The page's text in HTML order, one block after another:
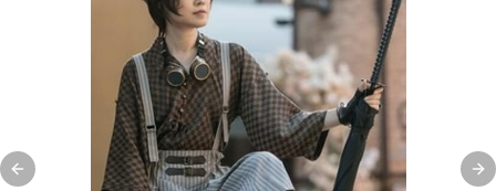
Previous slide